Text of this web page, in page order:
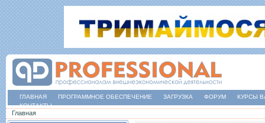
ГЛАВНАЯ ПРОГРАММНОЕ ОБЕСПЕЧЕНИЕ ЗАГРУЗКА ФОРУМ
КУРСЫ
КОНТАКТЫ
Вы здесь
Главная